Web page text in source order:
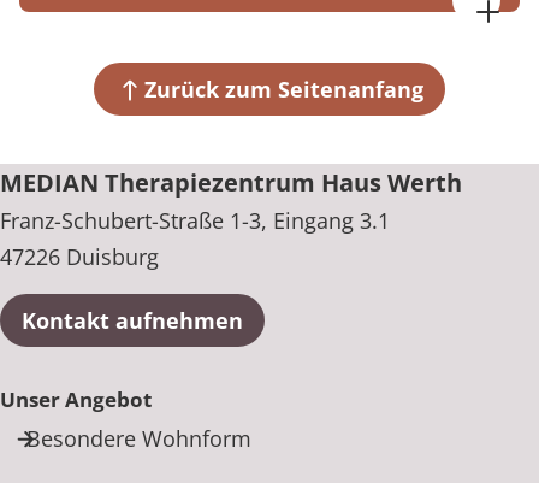
47226 DuisburgZurück zum Seitenanfang
MEDIAN Therapiezentrum Haus Werth
Franz-Schubert-Straße 1-3, Eingang 3.1
47226 Duisburg
Kontakt aufnehmen
Unser Angebot
Besondere Wohnform